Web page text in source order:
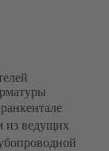
из ведущих